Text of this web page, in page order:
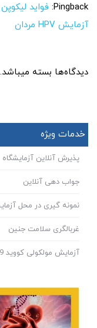
Pingback: فواید
آزمایش HPV مردان
دیدگاه‌ها بسته میباشد.
خدمات ویژه
پذیرش آنلاین آزمایشگاه
جواب دهی آنلاین
نمونه گیری در محل
غربالگری سلامت جنین
آزمایش مولکولی کووید 19